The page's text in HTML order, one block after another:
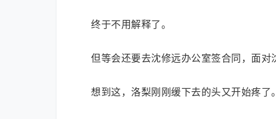
终于不用解释了。
但等会还要去沈修远办公室签合同，面
想到这，洛梨刚刚缓下去的头又开始疼了。